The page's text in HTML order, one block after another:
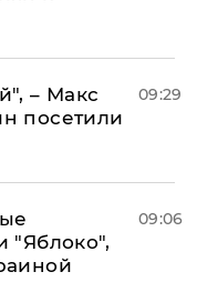
– Макс
посетили
09:29
"Яблоко",
09:06